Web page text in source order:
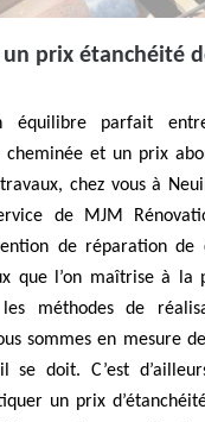
un prix étanchéité
équilibre parfait
cheminée et un prix
chez vous à
de MJM
de réparation de
que l’on maîtrise à la
méthodes de
sommes en mesure
se doit. C’est
un prix